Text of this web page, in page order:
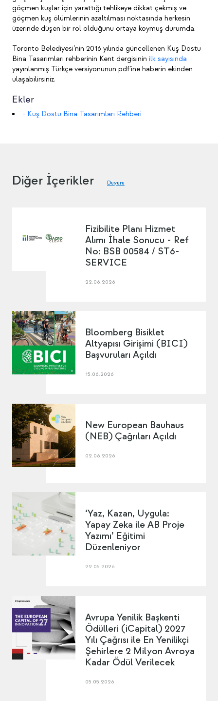
göçmen kuşlar için yarattığı tehlikeye dikkat çekmiş ve
göçmen kuş ölümlerinin azaltılması noktasında herkesin
üzerinde düşen bir rol olduğunu ortaya koymuş durumda.
Toronto Belediyesi’nin 2016 yılında güncellenen Kuş Dostu
Bina Tasarımları rehberinin Kent dergisinin ilk sayısında
yayınlanmış Türkçe versiyonunun pdf’ine haberin ekinden
ulaşabilirsiniz.
Ekler
- Kuş Dostu Bina Tasarımları Rehberi
Diğer İçerikler Duyuru
Fizibilite Planı Hizmet
Alımı İhale Sonucu - Ref
No: BSB 00584 / ST6-
SERVICE
22.06.2026
Bloomberg Bisiklet
Altyapısı Girişimi (BICI)
Başvuruları Açıldı
15.06.2026
New European Bauhaus
(NEB) Çağrıları Açıldı
02.06.2026
‘Yaz, Kazan, Uygula:
Yapay Zeka ile AB Proje
Yazımı’ Eğitimi
Düzenleniyor
22.05.2026
Avrupa Yenilik Başkenti
Ödülleri (iCapital) 2027
Yılı Çağrısı ile En Yenilikçi
Şehirlere 2 Milyon Avroya
Kadar Ödül Verilecek
05.05.2026